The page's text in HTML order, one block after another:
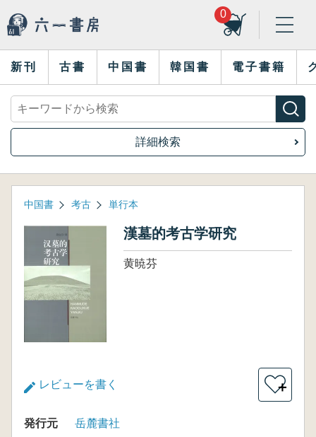
0
新刊 古書 中国書 韓国書 電子書籍
詳細検索
中国書 考古 単行本
漢墓的考古学研究
黄暁芬
レビューを書く ＋
発行元
岳麓書社